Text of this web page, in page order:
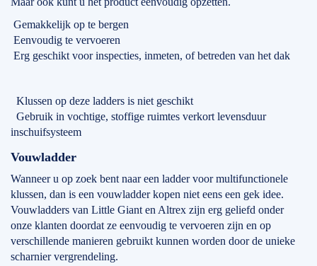
Gemakkelijk op te bergen
Eenvoudig te vervoeren
Erg geschikt voor inspecties, inmeten, of betreden van het dak
Klussen op deze ladders is niet geschikt
Gebruik in vochtige, stoffige ruimtes verkort levensduur
inschuifsysteem
Vouwladder
Wanneer u op zoek bent naar een ladder voor multifunctionele
klussen, dan is een vouwladder kopen niet eens een gek idee.
Vouwladders van Little Giant en Altrex zijn erg geliefd onder
onze klanten doordat ze eenvoudig te vervoeren zijn en op
verschillende manieren gebruikt kunnen worden door de unieke
scharnier vergrendeling.